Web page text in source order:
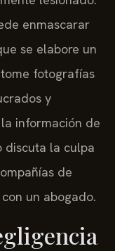
enmascarar
se elabore un
fotografías
y
información de
discuta la culpa
de
un abogado.